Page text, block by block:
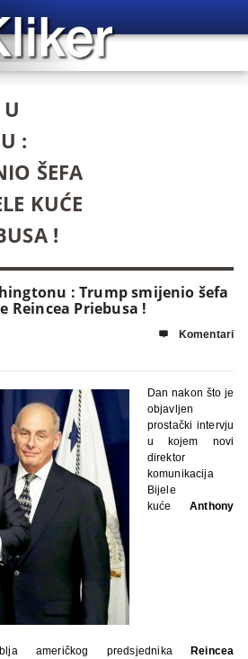
:
ŠEFA
KUĆE
!
: Trump smijenio šefa
Reincea Priebusa !
 Komentari
Dan nakon što je
objavljen
prostački intervju
u kojem novi
direktor
komunikacija
Bijele
kućeAnthony
američkog predsjednikaReincea